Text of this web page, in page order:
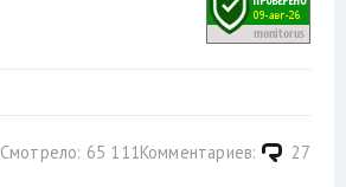
Комментариев: 27
Смотрело: 65 111